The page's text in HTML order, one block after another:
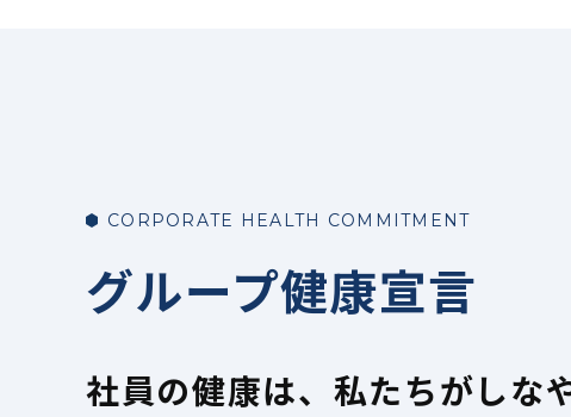
CORPORATE HEALTH COMMITMENT
グループ健康宣言
社員の健康は、私たちがしな